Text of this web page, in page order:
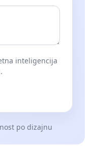
inteligencija
po dizajnu